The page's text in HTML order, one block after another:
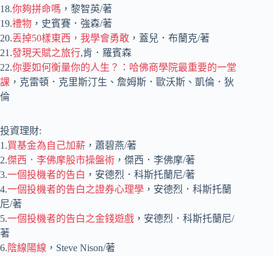
18.你夠拼命嗎 ，黎智英/著
19.禮物 ，史賓賽．強森/著
20.丟掉50樣東西，我學會勇敢 ，蓋兒．布蘭克/著
21.發現天賦之旅行,肯．羅賓森
22.你要如何衡量你的人生？：哈佛商學院最重要的一堂
課 ，克雷頓．克里斯汀生、詹姆斯．歐沃斯、凱倫．狄
倫
投資理財:
1.買基金為自己加薪 ，蕭碧燕/著
2.傑西．李佛摩股市操盤術 ，傑西．李佛摩/著
3.一個投機者的告白 ，安德烈．科斯托蘭尼/著
4.一個投機者的告白之證券心理學 ，安德烈．科斯托蘭
尼/著
5.一個投機者的告白之金錢遊戲 ，安德烈．科斯托蘭尼/
著
6. 陰線陽線 ，Steve Nison/著